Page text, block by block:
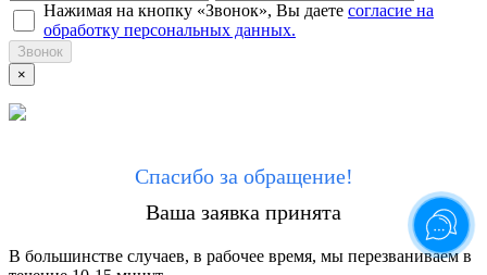
Нажимая на кнопку «Звонок», Вы даете согласие на
обработку персональных данных.
Звонок
×
Спасибо за обращение!
Ваша заявка принята
В большинстве случаев, в рабочее время, мы перезваниваем в